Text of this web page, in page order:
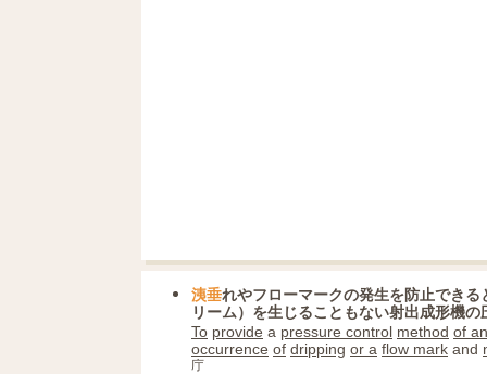
洟垂れやフローマークの発生を防止でき
リーム）を生じることもない射出成形機
To provide a pressure control method of an
occurrence of dripping or a flow mark and
庁